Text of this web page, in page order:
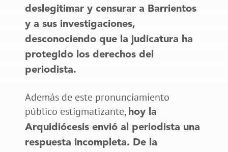
deslegitimar y censurar a Barrientos
y a sus investigaciones,
desconociendo que la judicatura ha
protegido los derechos del
periodista.
Además de este pronunciamiento
público estigmatizante, hoy la
Arquidiócesis envió al periodista una
respuesta incompleta. De la